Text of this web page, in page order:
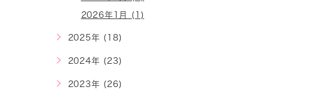
2026年1月 (1)
2025年 (18)
2024年 (23)
2023年 (26)